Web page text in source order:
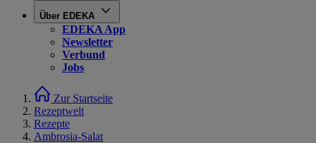
Über EDEKA
EDEKA App
Newsletter
Verbund
Jobs
Zur Startseite
Rezeptwelt
Rezepte
Ambrosia-Salat